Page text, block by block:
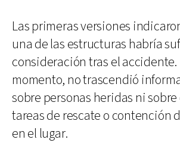
Las primeras versiones
una de las estructuras habría
consideración tras el accidente.
momento, no trascendió
sobre personas heridas ni
tareas de rescate o contención
en el lugar.